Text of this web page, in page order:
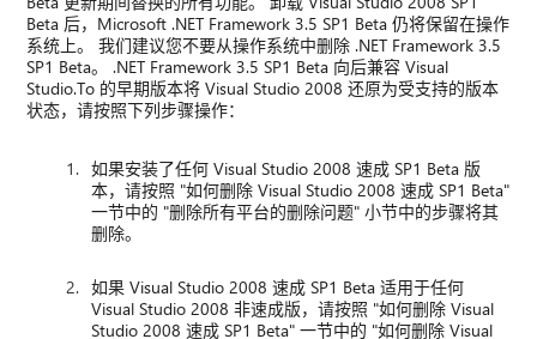
Beta 后，Microsoft .NET Framework 3.5 SP1 Beta 仍将保留在操作
系统上。 我们建议您不要从操作系统中删除 .NET Framework 3.5
SP1 Beta。 .NET Framework 3.5 SP1 Beta 向后兼容 Visual
Studio.To 的早期版本将 Visual Studio 2008 还原为受支持的版本
状态，请按照下列步骤操作：
如果安装了任何 Visual Studio 2008 速成 SP1 Beta 版
本，请按照 "如何删除 Visual Studio 2008 速成 SP1 Beta"
一节中的 "删除所有平台的删除问题" 小节中的步骤将其
删除。
如果 Visual Studio 2008 速成 SP1 Beta 适用于任何
Visual Studio 2008 非速成版，请按照 "如何删除 Visual
Studio 2008 速成 SP1 Beta" 一节中的 "如何删除 Visual